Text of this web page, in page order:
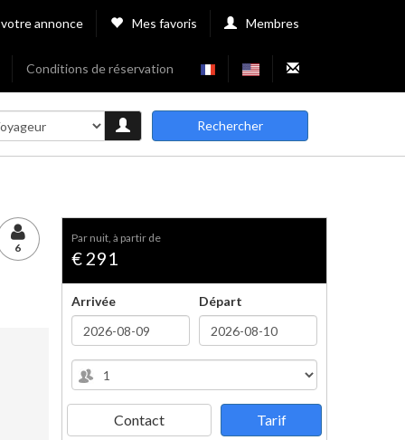
annonce Mes favoris Membres
Conditions de réservation
Rechercher
6
par nuit, à partir de
€ 291
Arrivée Départ
Contact Tarif